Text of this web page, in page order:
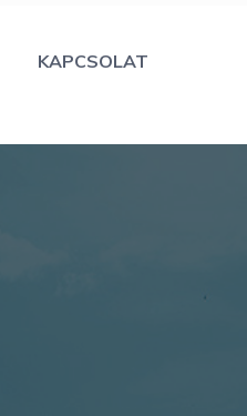
KAPCSOLAT